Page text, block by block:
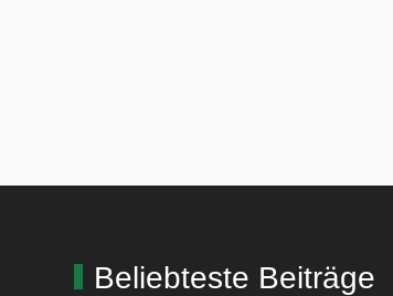
Beliebteste Beiträge